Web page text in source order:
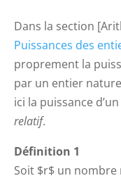
Dans la section
Puissances des
proprement la
par un entier
ici la puissance
relatif.
Définition 1
Soit $r$ un nombre